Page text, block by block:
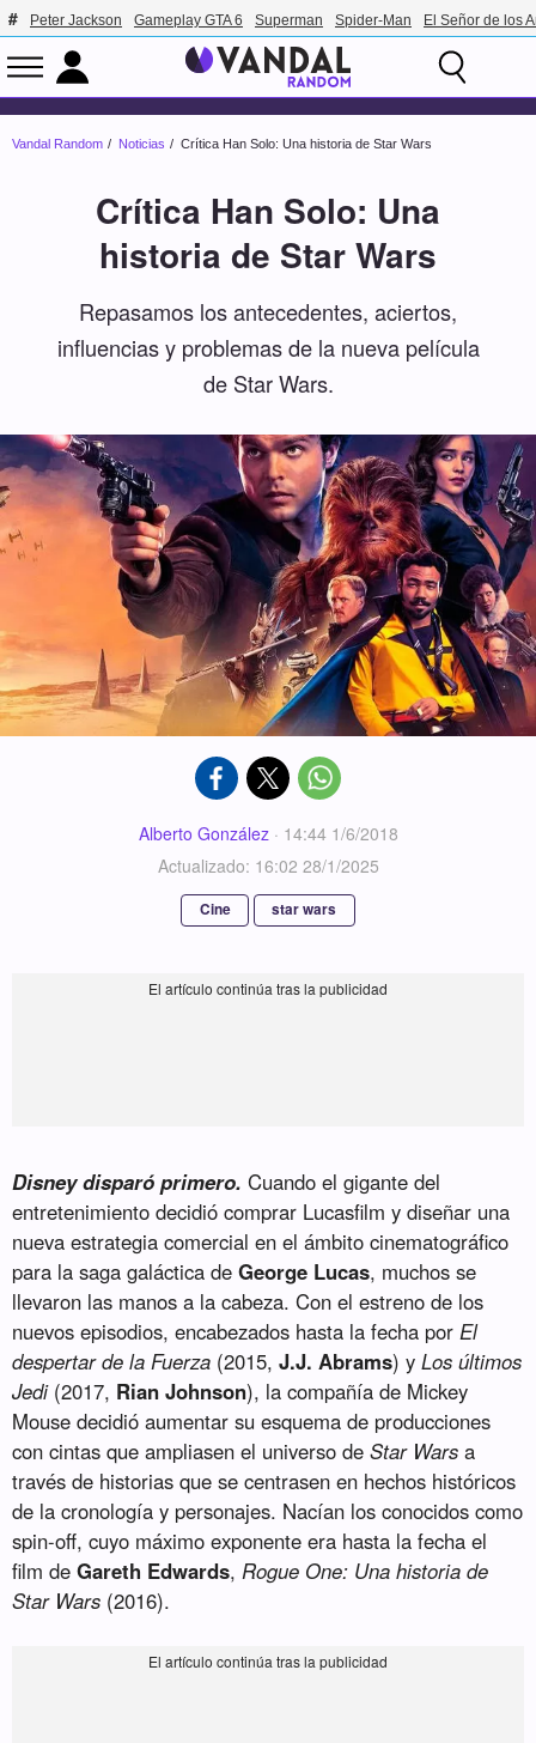
Peter Jackson Gameplay GTA 6 Superman Spider-Man El Señor de los
Vandal Random Noticias Crítica Han Solo: Una historia de Star Wars
Crítica Han Solo: Una
historia de Star Wars
Repasamos los antecedentes, aciertos,
influencias y problemas de la nueva película
de Star Wars.
Alberto González· 14:44 1/6/2018
Actualizado: 16:02 28/1/2025
Cine star wars
Disney disparó primero. Cuando el gigante del
entretenimiento decidió comprar Lucasfilm y diseñar una
nueva estrategia comercial en el ámbito cinematográfico
para la saga galáctica deGeorge Lucas, muchos se
llevaron las manos a la cabeza. Con el estreno de los
nuevos episodios, encabezados hasta la fecha por El
despertar de la Fuerza (2015,J.J. Abrams) yLos últimos
Jedi(2017, Rian Johnson), la compañía de Mickey
Mouse decidió aumentar su esquema de producciones
con cintas que ampliasen el universo deStar Wars a
través de historias que se centrasen en hechos históricos
de la cronología y personajes. Nacían los conocidos como
spin-off, cuyo máximo exponente era hasta la fecha el
film deGareth Edwards, Rogue One: Una historia de
Star Wars (2016).